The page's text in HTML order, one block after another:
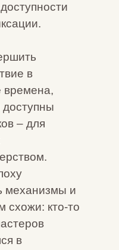
СЕТИ
в
времена,
– для
механизмы и
схожи: кто-то
в